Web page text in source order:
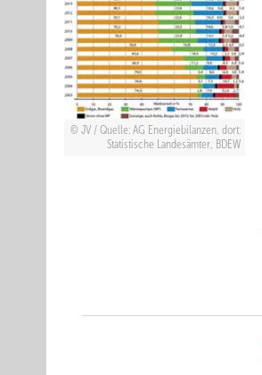
JV / Quelle: AG Energiebilanzen, dort:
Statistische Landesämter, BDEW